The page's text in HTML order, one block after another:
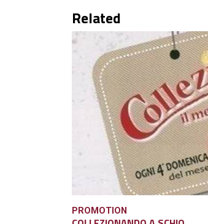
Related
PROMOTION